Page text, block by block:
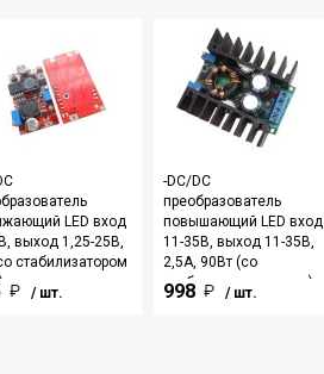
LED вход
выход 1,25-25В,
стабилизатором
/ шт.
-DC/DC
преобразователь
повышающий LED вход
11-35В, выход 11-35В,
2,5А, 90Вт (со
стабилизатором тока)
998 / шт.